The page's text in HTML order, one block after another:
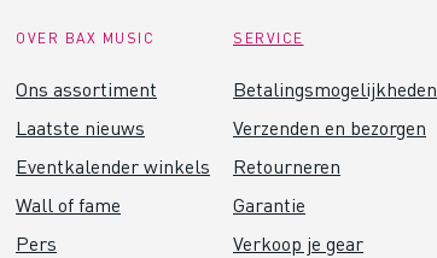
OVER BAX MUSIC
Ons assortiment
Laatste nieuws
Eventkalender winkels
Wall of fame
Pers
SERVICE
Betalingsmogelijkheden
Verzenden en bezorgen
Retourneren
Garantie
Verkoop je gear